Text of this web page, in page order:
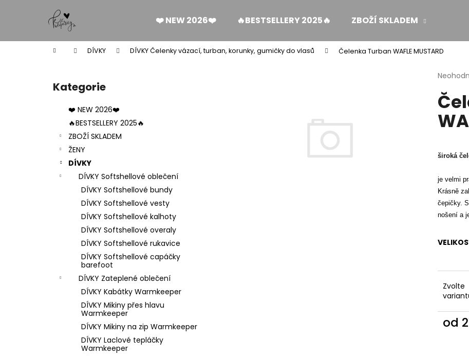
❤️ NEW 2026❤️ 🔥BESTSELLERY 2025🔥 ZBOŽÍ SKLADEM
Domů DÍVKY DÍVKY Čelenky vázací, turban, korunky, gumičky do vlasů Čelenka Turban WAFLE MUSTARD
Přeskočit
kategorie
Kategorie
❤️ NEW 2026❤️
🔥BESTSELLERY 2025🔥
ZBOŽÍ SKLADEM
ŽENY
DÍVKY
DÍVKY Softshellové oblečení
DÍVKY Softshellové bundy
DÍVKY Softshellové vesty
DÍVKY Softshellové kalhoty
DÍVKY Softshellové overaly
DÍVKY Softshellové rukavice
DÍVKY Softshellové capáčky
barefoot
DÍVKY Zateplené oblečení
DÍVKY Kabátky Warmkeeper
DÍVKY Mikiny přes hlavu
Warmkeeper
DÍVKY Mikiny na zip Warmkeeper
DÍVKY Laclové tepláčky
Warmkeeper
produktu
je
0,0
z
široká
je velmi
Krásně
čepičky.
nošení a
Zvolte
od
í
Zpět
do
Zpět
do
Co potřebujete najít?
Doporučujeme
DÁMSKÉ BERMUDY SILK BLACK
1 199 Kč
ZAVINOVACÍ